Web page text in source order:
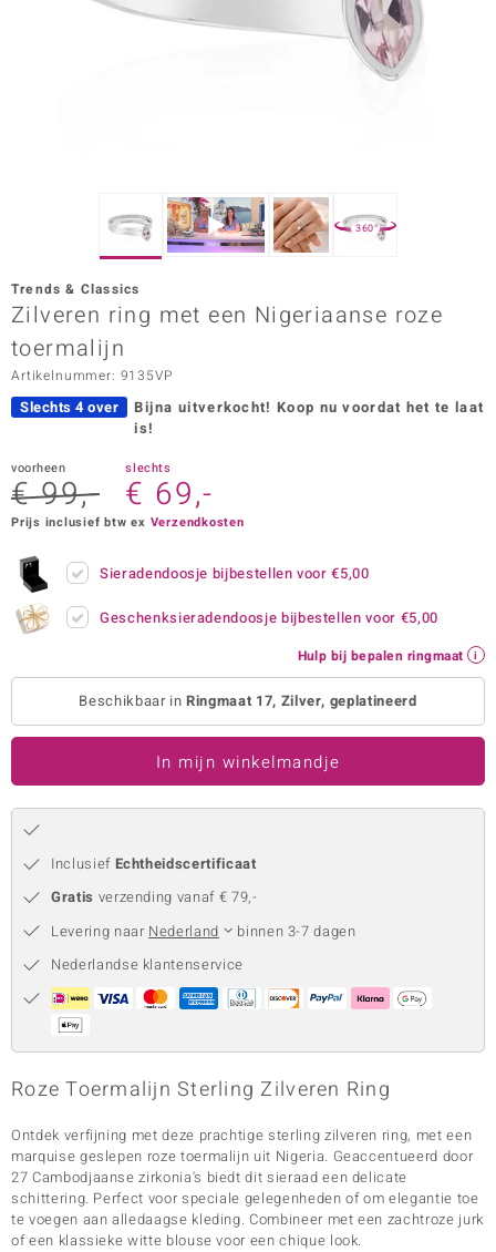
Vogue
Collection
360°
Trends & Classics
Zilveren ring met een Nigeriaanse roze
toermalijn
Artikelnummer: 9135VP
Slechts 4 over Bijna uitverkocht! Koop nu voordat het te laat
is!
voorheen
€ 99,-
slechts
€ 69,-
Prijs inclusief btw ex Verzendkosten
Sieradendoosje bijbestellen voor€5,00
Geschenksieradendoosje bijbestellen voor €5,00
Hulp bij bepalen ringmaat
Beschikbaar inRingmaat 17, Zilver, geplatineerd
In mijn winkelmandje
Inclusief Echtheidscertificaat
Gratis verzending vanaf € 79,-
Levering naar Nederland
binnen 3-7 dagen
Nederlandse klantenservice
Roze Toermalijn Sterling Zilveren Ring
Ontdek verfijning met deze prachtige sterling zilveren ring, met een
marquise geslepen roze toermalijn uit Nigeria. Geaccentueerd door
27 Cambodjaanse zirkonia's biedt dit sieraad een delicate
schittering. Perfect voor speciale gelegenheden of om elegantie toe
te voegen aan alledaagse kleding. Combineer met een zachtroze jurk
of een klassieke witte blouse voor een chique look.